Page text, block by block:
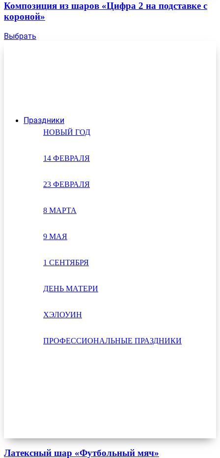
Праздники
НОВЫЙ ГОД
14 ФЕВРАЛЯ
23 ФЕВРАЛЯ
8 МАРТА
9 МАЯ
1 СЕНТЯБРЯ
ДЕНЬ МАТЕРИ
ХЭЛОУИН
ПРОФЕССИОНАЛЬНЫЕ ПРАЗДНИКИ
Композиция из шаров «Цифра 2 на подставке с
короной»
Выбрать
Латексный шар «Футбольный мяч»